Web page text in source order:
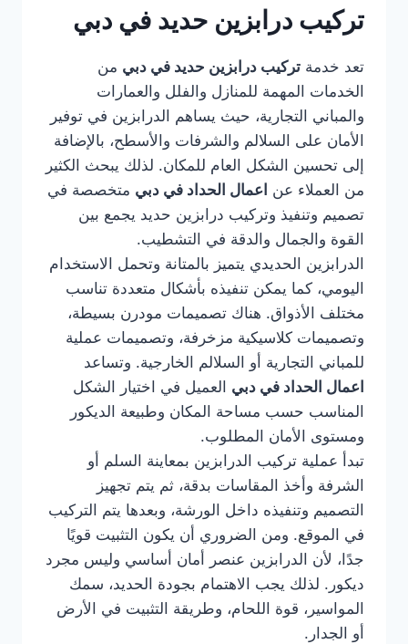
تركيب درابزين حديد في دبي
تعد خدمة تركيب درابزين حديد في دبي من
الخدمات المهمة للمنازل والفلل والعمارات
والمباني التجارية، حيث يساهم الدرابزين في توفير
الأمان على السلالم والشرفات والأسطح، بالإضافة
إلى تحسين الشكل العام للمكان. لذلك يبحث الكثير
من العملاء عن اعمال الحداد في دبي متخصصة في
تصميم وتنفيذ وتركيب درابزين حديد يجمع بين
القوة والجمال والدقة في التشطيب.
الدرابزين الحديدي يتميز بالمتانة وتحمل الاستخدام
اليومي، كما يمكن تنفيذه بأشكال متعددة تناسب
مختلف الأذواق. هناك تصميمات مودرن بسيطة،
وتصميمات كلاسيكية مزخرفة، وتصميمات عملية
للمباني التجارية أو السلالم الخارجية. وتساعد
اعمال الحداد في دبي العميل في اختيار الشكل
المناسب حسب مساحة المكان وطبيعة الديكور
ومستوى الأمان المطلوب.
تبدأ عملية تركيب الدرابزين بمعاينة السلم أو
الشرفة وأخذ المقاسات بدقة، ثم يتم تجهيز
التصميم وتنفيذه داخل الورشة، وبعدها يتم التركيب
في الموقع. ومن الضروري أن يكون التثبيت قويًا
جدًا، لأن الدرابزين عنصر أمان أساسي وليس مجرد
ديكور. لذلك يجب الاهتمام بجودة الحديد، سمك
المواسير، قوة اللحام، وطريقة التثبيت في الأرض
أو الجدار.